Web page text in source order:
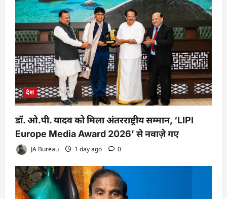
देश
डॉ. ओ.पी. यादव को मिला अंतरराष्ट्रीय सम्मान, ‘LIPI
Europe Media Award 2026’ से नवाज़े गए
JA Bureau 1 day ago 0